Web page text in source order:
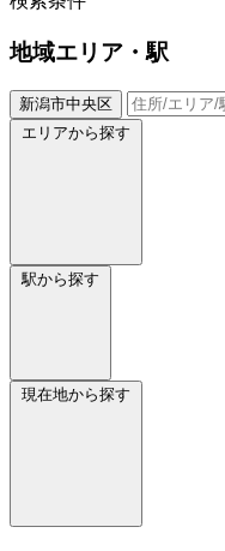
地域エリア・駅
新潟市中央区
エリアから探す
駅から探す
現在地から探す